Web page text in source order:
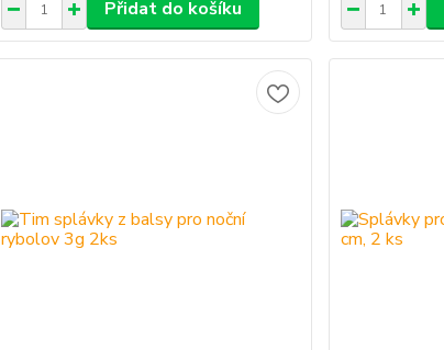
Přidat do košíku